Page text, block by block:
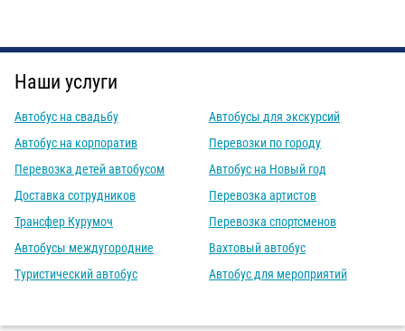
Наши услуги
Автобус на свадьбу
Автобус на корпоратив
Перевозка детей автобусом
Доставка сотрудников
Трансфер Курумоч
Автобусы междугородние
Туристический автобус
Автобусы для экскурсий
Перевозки по городу
Автобус на Новый год
Перевозка артистов
Перевозка спортсменов
Вахтовый автобус
Автобус для мероприятий